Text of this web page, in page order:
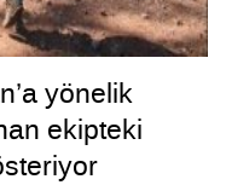
yönelik
ekipteki